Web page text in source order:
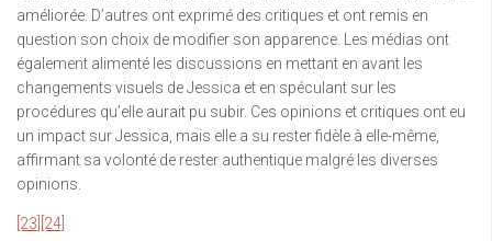
améliorée. D’autres ont exprimé des critiques et ont remis en
question son choix de modifier son apparence. Les médias ont
également alimenté les discussions en mettant en avant les
changements visuels de Jessica et en spéculant sur les
procédures qu’elle aurait pu subir. Ces opinions et critiques ont eu
un impact sur Jessica, mais elle a su rester fidèle à elle-même,
affirmant sa volonté de rester authentique malgré les diverses
opinions.
[23] [24]